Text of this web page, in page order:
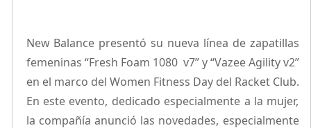
New Balance presentó su nueva línea de zapatillas
femeninas “Fresh Foam 1080 v7” y “Vazee Agility v2”
en el marco del Women Fitness Day del Racket Club.
En este evento, dedicado especialmente a la mujer,
la compañía anunció las novedades, especialmente